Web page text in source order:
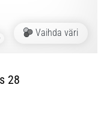
Vaihda väri
28